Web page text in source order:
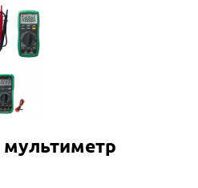
мультиметр